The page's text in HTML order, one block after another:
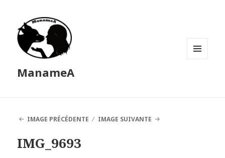
ManameA
IMAGE PRÉCÉDENTE IMAGE SUIVANTE
IMG_9693